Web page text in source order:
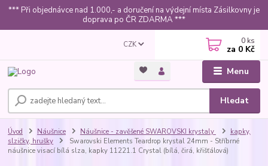
*** Při objednávce nad 1.000,- a doručení na výdejní místa Zásilkovny je
doprava po ČR ZDARMA ***
Menu
CZK
Hledat
0 ks
za 0 Kč
Úvod Náušnice Náušnice - zavěšené SWAROVSKI krystaly
kapky,
slzičky, hrušky
Swarovski Elements Teardrop krystal 24mm - Stříbrné
náušnice visací bílá slza, kapky 11221.1 Crystal (bílá, čirá, křišťálová)